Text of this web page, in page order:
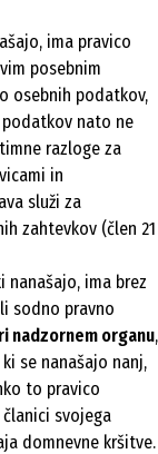
ima pravico
posebnim
osebnih podatkov,
podatkov nato ne
razloge za
in
služi za
zahtevkov (člen 21
nanašajo, ima brez
sodno pravno
nadzornem organu,
se nanašajo nanj,
to pravico
svojega
domnevne kršitve.